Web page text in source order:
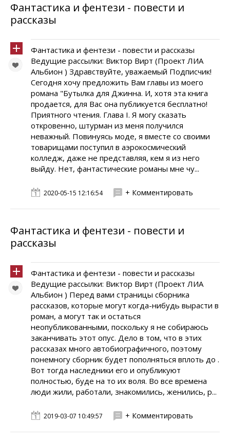
Фантастика и фентези - повести и
рассказы
Фантастика и фентези - повести и рассказы
Ведущие рассылки: Виктор Вирт (Проект ЛИА
Альбион ) Здравствуйте, уважаемый Подписчик!
Сегодня хочу предложить Вам главы из моего
романа "Бутылка для Джинна. И, хотя эта книга
продается, для Вас она публикуется бесплатно!
Приятного чтения. Глава I. Я могу сказать
откровенно, штурман из меня получился
неважный. Повинуясь моде, я вместе со своими
товарищами поступил в аэрокосмический
колледж, даже не представляя, кем я из него
выйду. Нет, фантастические романы мне чу...
2020-05-15 12:16:54 + Комментировать
Фантастика и фентези - повести и
рассказы
Фантастика и фентези - повести и рассказы
Ведущие рассылки: Виктор Вирт (Проект ЛИА
Альбион ) Перед вами страницы сборника
рассказов, которые могут когда-нибудь вырасти в
роман, а могут так и остаться
неопубликованными, поскольку я не собираюсь
заканчивать этот опус. Дело в том, что в этих
рассказах много автобиографичного, поэтому
понемногу сборник будет пополняться вплоть до .
Вот тогда наследники его и опубликуют
полностью, буде на то их воля. Во все времена
люди жили, работали, знакомились, женились, р...
2019-03-07 10:49:57 + Комментировать